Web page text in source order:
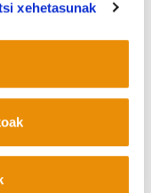
xehetasunak
KONTAKTUA